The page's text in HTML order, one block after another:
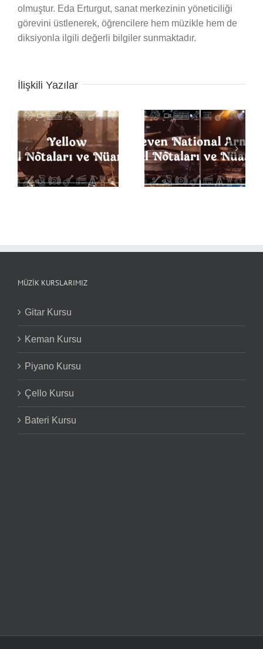
olmuştur. Eda Erturgut, sanat merkezinin yöneticiliği
görevini üstlenerek, öğrencilere hem müzikle hem de
diksiyonla ilgili değerli bilgiler sunmaktadır.
İlişkili Yazılar
Seven Nation Army
Davul Notaları ve
Nüansları
Back in Black Davul
Notaları ve Nüansları
MÜZIK KURSLARIMIZ
Gitar Kursu
Keman Kursu
Piyano Kursu
Çello Kursu
Bateri Kursu